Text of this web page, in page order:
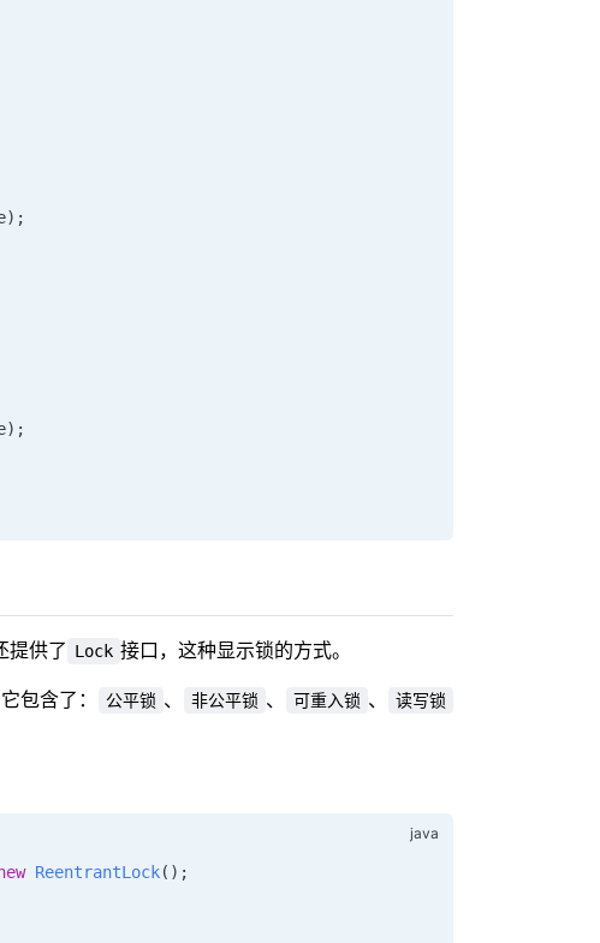
提供了 Lock 接口，这种显示锁的方式。
包含了： 公平锁 、 非公平锁 、 可重入锁 、 读写锁
ReentrantLock() ;